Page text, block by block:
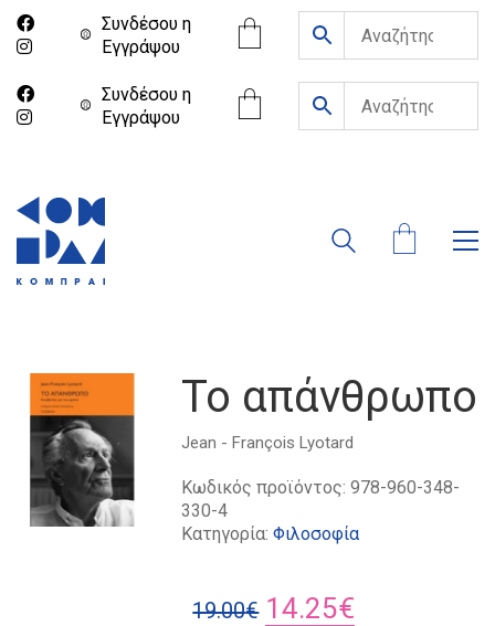
Συνδέσου η
Eγγράψου
Συνδέσου η
Eγγράψου
Το απάνθρωπο
Jean - François Lyotard
Κωδικός προϊόντος:978-960-348-
330-4
Κατηγορία:Φιλοσοφία
19.00€ Original
14.25€